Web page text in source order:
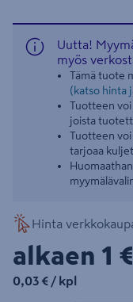
Uutta!
myös
Tämä tuote
(katso hinta
Tuotteen voi
joista
Tuotteen
tarjoaa
Hinta
alkaen 1 €
0,03€/kpl
0,03 € / kpl